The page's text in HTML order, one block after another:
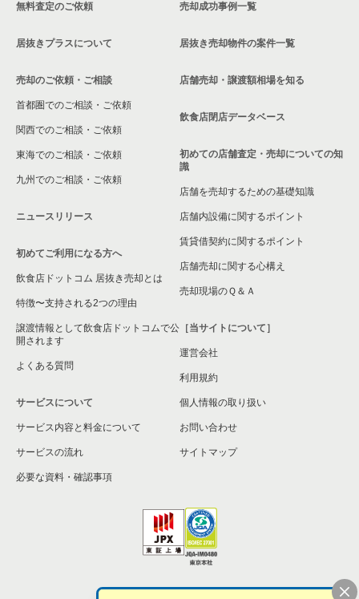
東京23区のカラオケ・パブ・スナックの居抜き売却物件の案件
覧
東京23区の和食の居抜き売却物件の案件一覧
東京23区の洋食の居抜き売却物件の案件一覧
東京23区のその他の居抜き売却物件の案件一覧
墨田区のカラオケ・パブ・スナックの居抜き売却物件の案件一
墨田区の和食の居抜き売却物件の案件一覧
墨田区の洋食の居抜き売却物件の案件一覧
墨田区のその他の居抜き売却物件の案件一覧
無料査定のご依頼
居抜きプラスについて
売却のご依頼・ご相談
首都圏でのご相談・ご依頼
関西でのご相談・ご依頼
東海でのご相談・ご依頼
九州でのご相談・ご依頼
ニュースリリース
初めてご利用になる方へ
飲食店ドットコム 居抜き売却とは
特徴〜支持される2つの理由
譲渡情報として飲食店ドットコムで公
開されます
よくある質問
サービスについて
サービス内容と料金について
サービスの流れ
必要な資料・確認事項
売却成功事例一覧
居抜き売却物件の案件一覧
店舗売却・譲渡額相場を知る
飲食店閉店データベース
初めての店舗査定・売却についての知
識
店舗を売却するための基礎知識
店舗内設備に関するポイント
賃貸借契約に関するポイント
店舗売却に関する心構え
売却現場のＱ＆Ａ
［当サイトについて］
運営会社
利用規約
個人情報の取り扱い
お問い合わせ
サイトマップ
個人情報の取扱い